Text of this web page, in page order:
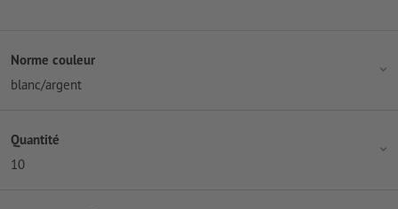
Norme couleur
blanc/argent
Quantité
10